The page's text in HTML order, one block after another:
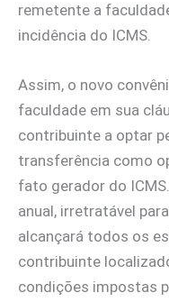
remetente a
incidência do ICMS.
Assim, o novo
faculdade em sua
contribuinte a optar
transferência como
fato gerador do
anual, irretratável
alcançará todos os
contribuinte
condições impostas